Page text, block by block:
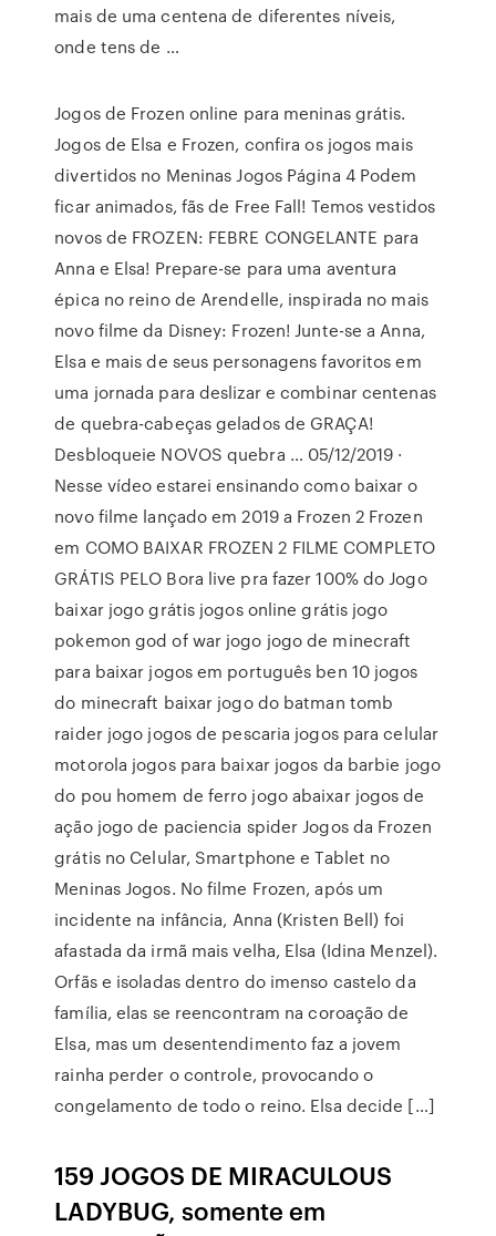
mais de uma centena de diferentes níveis,
onde tens de …
Jogos de Frozen online para meninas grátis.
Jogos de Elsa e Frozen, confira os jogos mais
divertidos no Meninas Jogos Página 4 Podem
ficar animados, fãs de Free Fall! Temos vestidos
novos de FROZEN: FEBRE CONGELANTE para
Anna e Elsa! Prepare-se para uma aventura
épica no reino de Arendelle, inspirada no mais
novo filme da Disney: Frozen! Junte-se a Anna,
Elsa e mais de seus personagens favoritos em
uma jornada para deslizar e combinar centenas
de quebra-cabeças gelados de GRAÇA!
Desbloqueie NOVOS quebra … 05/12/2019 ·
Nesse vídeo estarei ensinando como baixar o
novo filme lançado em 2019 a Frozen 2 Frozen
em COMO BAIXAR FROZEN 2 FILME COMPLETO
GRÁTIS PELO Bora live pra fazer 100% do Jogo
baixar jogo grátis jogos online grátis jogo
pokemon god of war jogo jogo de minecraft
para baixar jogos em português ben 10 jogos
do minecraft baixar jogo do batman tomb
raider jogo jogos de pescaria jogos para celular
motorola jogos para baixar jogos da barbie jogo
do pou homem de ferro jogo abaixar jogos de
ação jogo de paciencia spider Jogos da Frozen
grátis no Celular, Smartphone e Tablet no
Meninas Jogos. No filme Frozen, após um
incidente na infância, Anna (Kristen Bell) foi
afastada da irmã mais velha, Elsa (Idina Menzel).
Orfãs e isoladas dentro do imenso castelo da
família, elas se reencontram na coroação de
Elsa, mas um desentendimento faz a jovem
rainha perder o controle, provocando o
congelamento de todo o reino. Elsa decide […]
159 JOGOS DE MIRACULOUS
LADYBUG, somente em